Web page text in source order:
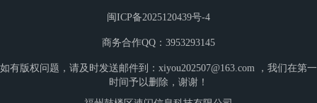
闽ICP备2025120439号-4
商务合作QQ：3953293145
如有版权问题，请及时发送邮件到：xiyou202507@163.com ，我们在第一
时间予以删除，谢谢！